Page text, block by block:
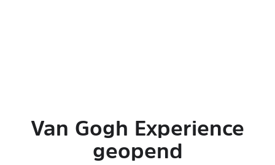
d
r
Van Gogh Experience
geopend